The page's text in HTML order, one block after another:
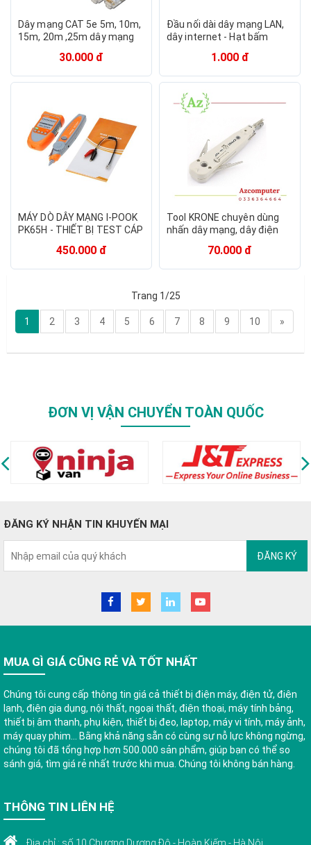
Dây mạng CAT 5e 5m, 10m,
15m, 20m ,25m dây mạng
30.000 đ
Đầu nối dài dây mạng LAN,
dây internet - Hạt bấm
1.000 đ
MÁY DÒ DÂY MẠNG I-POOK
PK65H - THIẾT BỊ TEST CÁP
450.000 đ
Tool KRONE chuyên dùng
nhấn dây mạng, dây điện
KRONE (trắng)
70.000 đ
Trang 1/25
1 2 3 4 5 6 7 8 9 10 »
ĐƠN VỊ VẬN CHUYỂN TOÀN QUỐC
ĐĂNG KÝ NHẬN TIN KHUYẾN MẠI
ĐĂNG KÝ
MUA GÌ GIÁ CŨNG RẺ VÀ TỐT NHẤT
Chúng tôi cung cấp thông tin giá cả thiết bị điện máy, điện tử, điện
lạnh, điện gia dụng, nội thất, ngoại thất, điện thoại, máy tính bảng,
thiết bị âm thanh, phụ kiện, thiết bị đeo, laptop, máy vi tính, máy ảnh,
máy quay phim... Bằng khả năng sẵn có cùng sự nỗ lực không ngừng,
chúng tôi đã tổng hợp hơn 500.000 sản phẩm, giúp bạn có thể so
sánh giá, tìm giá rẻ nhất trước khi mua. Chúng tôi không bán hàng.
THÔNG TIN LIÊN HỆ